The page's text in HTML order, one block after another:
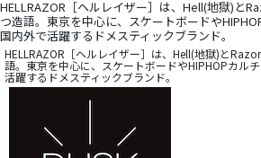
HELLRAZOR［ヘルレイザー］は、Hell(地獄)と
つ造語。東京を中心に、スケートボードや
国内外で活躍するドメスティックブランド。
HELLRAZOR［ヘルレイザー］は、Hell(地獄)と
語。東京を中心に、スケートボードやHIPHOPカル
活躍するドメスティックブランド。